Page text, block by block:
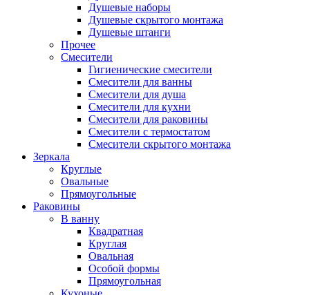
Душевые наборы
Душевые скрытого монтажа
Душевые штанги
Прочее
Смесители
Гигиенические смесители
Смесители для ванны
Смесители для душа
Смесители для кухни
Смесители для раковины
Смесители с термостатом
Смесители скрытого монтажа
Зеркала
Круглые
Овальные
Прямоугольные
Раковины
В ванну
Квадратная
Круглая
Овальная
Особой формы
Прямоугольная